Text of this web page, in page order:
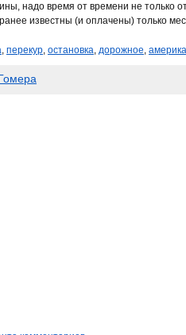
надо время от времени не только
известны (и оплачены) только
, перекур, остановка, дорожное,